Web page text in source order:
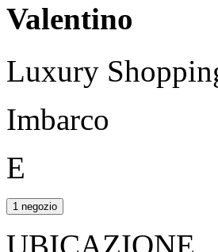
Valentino
Luxury
Imbarco
E
1 negozio